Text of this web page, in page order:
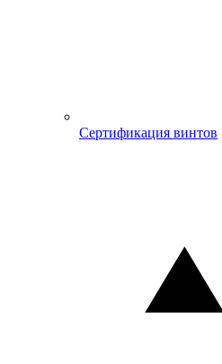
Сертификация винтов